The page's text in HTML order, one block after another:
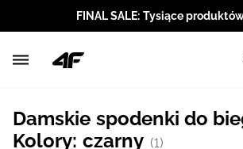
FINAL SALE: Tysiące
Damskie spodenki do
Kolory: czarny (1)
Angielski /